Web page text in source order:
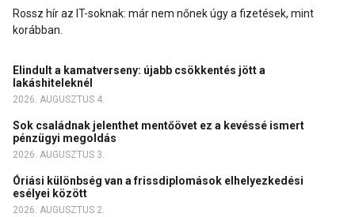
Rossz hír az IT-soknak: már nem nőnek úgy a fizetések, mint
korábban.
Elindult a kamatverseny: újabb csökkentés jött a
lakáshiteleknél
2026. AUGUSZTUS 4.
Sok családnak jelenthet mentőövet ez a kevéssé ismert
pénzügyi megoldás
2026. AUGUSZTUS 3.
Óriási különbség van a frissdiplomások elhelyezkedési
esélyei között
2026. AUGUSZTUS 2.